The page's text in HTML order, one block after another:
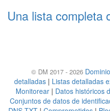
Una lista completa
© DM 2017 - 2026
detalladas | Listas detalladas
Monitorear | Datos históricos
Conjuntos de datos de